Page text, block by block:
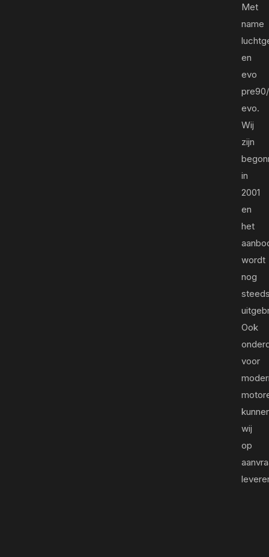
Met
name
en
evo
evo.
Wij
zijn
in
2001
en
het
wordt
nog
steeds
Ook
voor
wij
op